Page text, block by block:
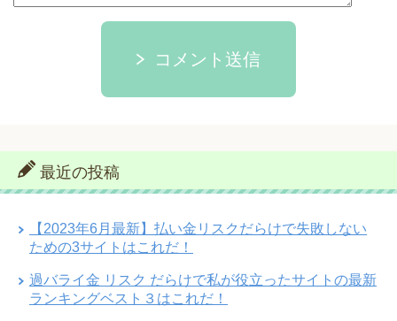
コメント送信
最近の投稿
【2023年6月最新】払い金リスクだらけで失敗しない
ための3サイトはこれだ！
過バライ金 リスク だらけで私が役立ったサイトの最新
ランキングベスト３はこれだ！